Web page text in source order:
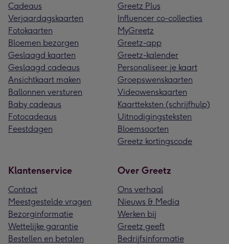
Cadeaus
Verjaardagskaarten
Fotokaarten
Bloemen bezorgen
Geslaagd kaarten
Geslaagd cadeaus
Ansichtkaart maken
Ballonnen versturen
Baby cadeaus
Fotocadeaus
Feestdagen
Greetz Plus
Influencer co-collecties
MyGreetz
Greetz-app
Greetz-kalender
Personaliseer je kaart
Groepswenskaarten
Videowenskaarten
Kaartteksten (schrijfhulp)
Uitnodigingsteksten
Bloemsoorten
Greetz kortingscode
Klantenservice
Contact
Meestgestelde vragen
Bezorginformatie
Wettelijke garantie
Bestellen en betalen
Over Greetz
Ons verhaal
Nieuws & Media
Werken bij
Greetz geeft
Bedrijfsinformatie